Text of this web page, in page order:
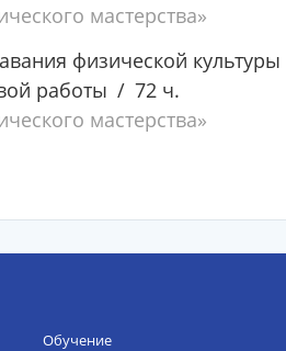
мастерства»
физической
работы
72 ч.
мастерства»
Обучение